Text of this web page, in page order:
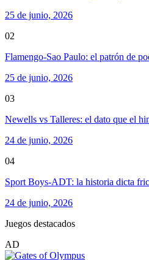
25 de junio, 2026
02
Flamengo-Sao Paulo: el patrón de
25 de junio, 2026
03
Newells vs Talleres: el dato que el
24 de junio, 2026
04
Sport Boys-ADT: la historia dicta
24 de junio, 2026
Juegos destacados
AD